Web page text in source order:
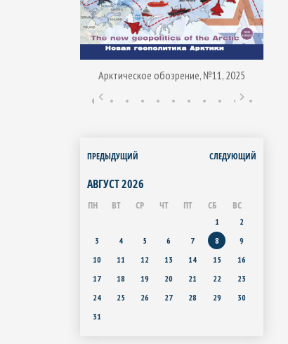
Арктическое обозрение, №11, 2025
ПРЕДЫДУЩИЙ СЛЕДУЮЩИЙ
АВГУСТ2026
ПН ВТ СР ЧТ ПТ СБ ВС
1
2
3
4 5 6 7 8
9
10
11 12 13 14 15
16
17
18 19 20 21 22
23
24
25 26 27 28 29
30
31